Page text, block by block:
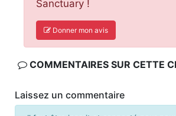
Sanctuary !
Donner mon avis
COMMENTAIRES SUR CETTE
Laissez un commentaire